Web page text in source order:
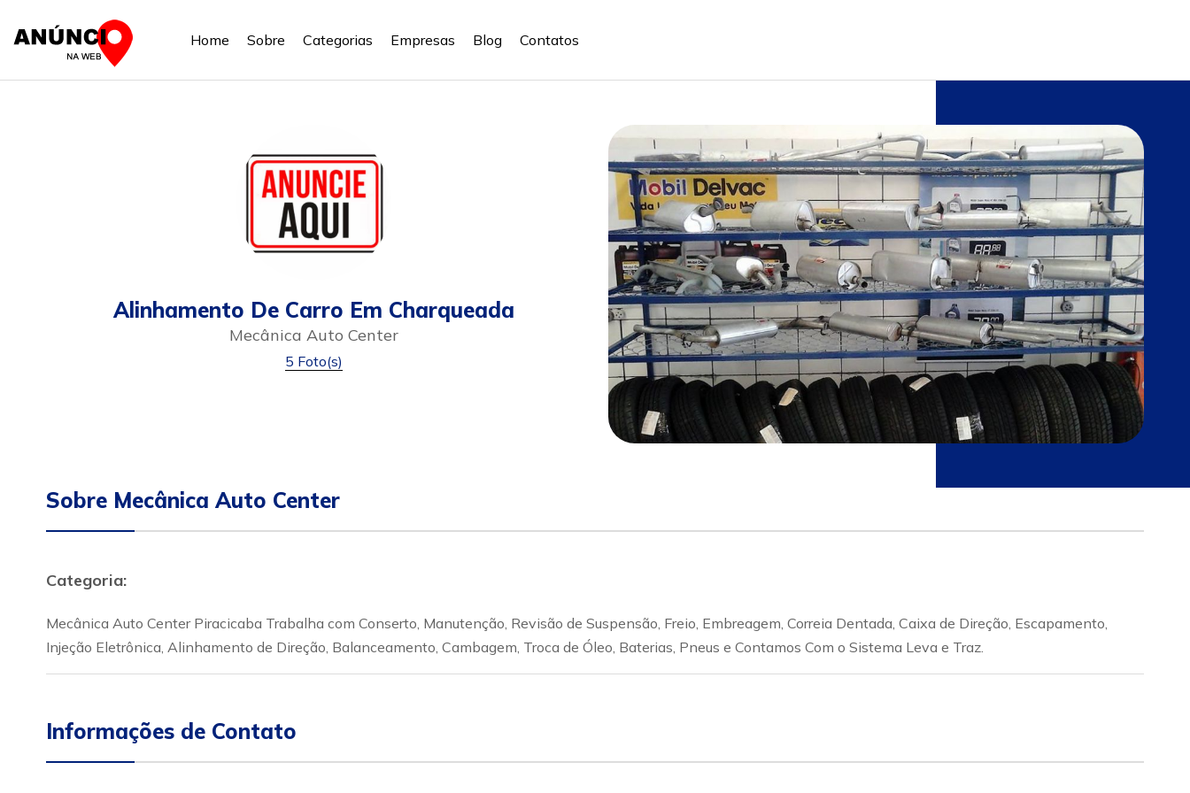
Home Sobre Categorias Empresas Blog Contatos
Alinhamento De Carro Em Charqueada
Mecânica Auto Center
5 Foto(s)
Sobre Mecânica Auto Center
Categoria:
Mecânica Auto Center Piracicaba Trabalha com Conserto, Manutenção, Revisão de Suspensão, Freio, Embreagem, Correia Dentada, Caixa de Direção, Escapamento,
Injeção Eletrônica, Alinhamento de Direção, Balanceamento, Cambagem, Troca de Óleo, Baterias, Pneus e Contamos Com o Sistema Leva e Traz.
Informações de Contato